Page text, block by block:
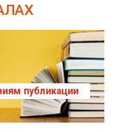
публикации